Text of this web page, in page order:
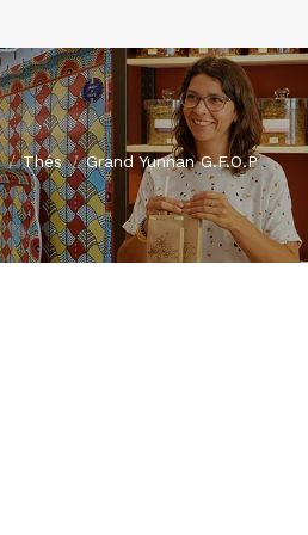
Thés Grand Yunnan G.F.O.P